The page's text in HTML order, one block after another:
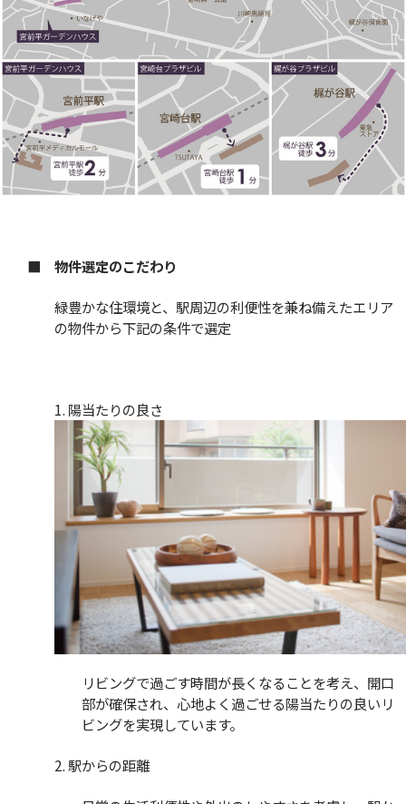
■ 物件選定のこだわり
緑豊かな住環境と、駅周辺の利便性を兼ね備えたエリア
の物件から下記の条件で選定
1. 陽当たりの良さ
リビングで過ごす時間が長くなることを考え、開口
部が確保され、心地よく過ごせる陽当たりの良いリ
ビングを実現しています。
2. 駅からの距離